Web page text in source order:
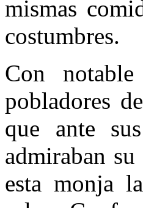
mismas
costumbres.
Con
pobladores
que ante
admiraban
esta monja